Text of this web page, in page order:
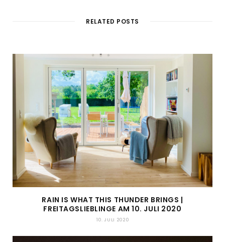
RELATED POSTS
RAIN IS WHAT THIS THUNDER BRINGS |
FREITAGSLIEBLINGE AM 10. JULI 2020
10. JULI 2020